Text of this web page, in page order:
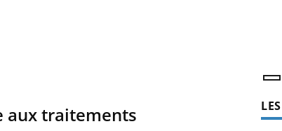
aux traitements